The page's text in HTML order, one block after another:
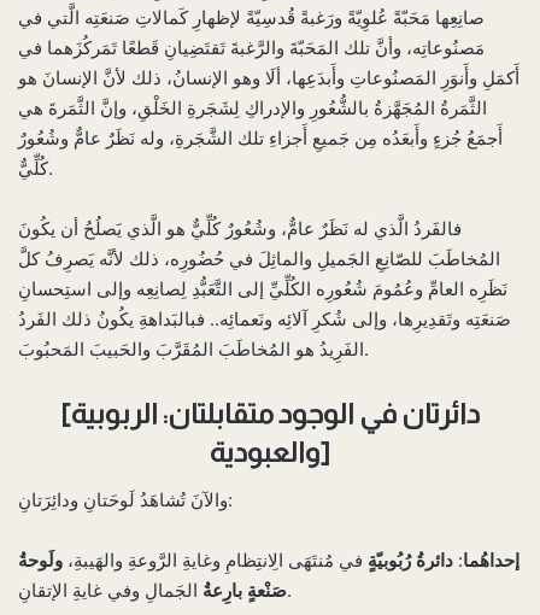
صانِعِها مَحَبّةً عُلوِيّةً ورَغبةً قُدسِيّةً لإظهارِ كَمالاتِ صَنعَتِه الَّتي في
مَصنُوعاتِه، وأنَّ تلك المَحَبّةَ والرَّغبةَ تَقتَضِيانِ قَطعًا تَمَركُزَهما في
أَكمَلِ وأَنوَرِ المَصنُوعاتِ وأَبدَعِها، ألَا وهو الإنسانُ، ذلك لأنَّ الإنسانَ هو
الثَّمَرةُ المُجَهَّزةُ بالشُّعُورِ والإدراكِ لِشَجَرةِ الخَلْقِ، وإنَّ الثَّمَرةَ هي
أَجمَعُ جُزءٍ وأَبعَدُه مِن جَميعِ أَجزاءِ تلك الشَّجَرةِ، وله نَظَرٌ عامٌّ وشُعُورٌ
كُلِّيٌّ.
فالفَردُ الَّذي له نَظَرٌ عامٌّ، وشُعُورٌ كُلِّيٌّ هو الَّذي يَصلُحُ أن يكُونَ
المُخاطَبَ للصّانِعِ الجَميلِ والماثِلَ في حُضُورِه، ذلك لأنَّه يَصرِفُ كلَّ
نَظَرِه العامِّ وعُمُومَ شُعُورِه الكُلِّيِّ إلى التَّعَبُّدِ لِصانِعِه وإلى استِحسانِ
صَنعَتِه وتَقدِيرِها، وإلى شُكرِ آلائِه ونَعمائِه.. فبالبَداهةِ يكُونُ ذلك الفَردُ
الفَرِيدُ هو المُخاطَبَ المُقَرَّبَ والحَبيبَ المَحبُوبَ.
[دائرتان في الوجود متقابلتان: الربوبية
والعبودية]
والآنَ تُشاهَدُ لَوحَتانِ ودائِرَتانِ:
إحداهُما: دائرةُ رُبُوبيّةٍ في مُنتَهَى الِانتِظامِ وغايةِ الرَّوعةِ والهَيبةِ، ولَوحةُ
صَنْعةٍ بارِعةُالجَمالِ وفي غايةِ الإتقانِ.